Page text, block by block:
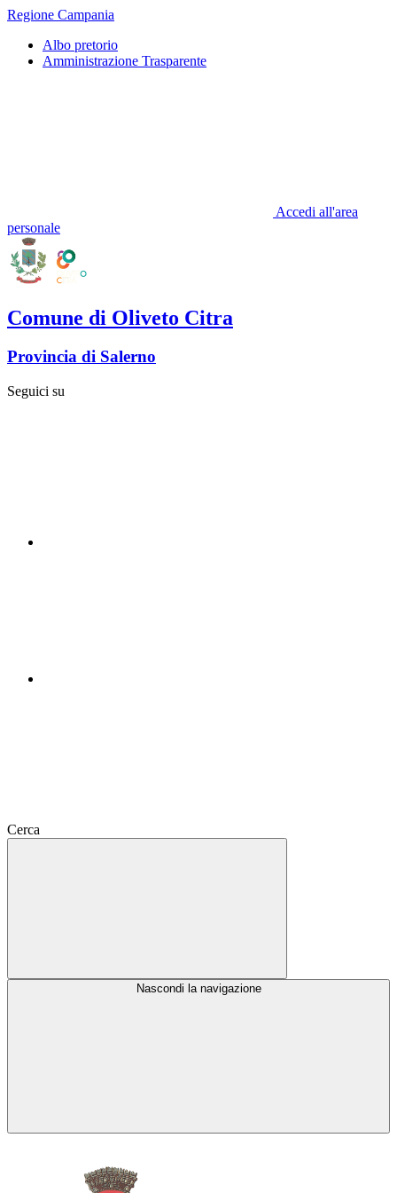
Regione Campania
Albo pretorio
Amministrazione Trasparente
Accedi all'area
personale
Comune di Oliveto Citra
Provincia di Salerno
Seguici su
Cerca
Nascondi la navigazione